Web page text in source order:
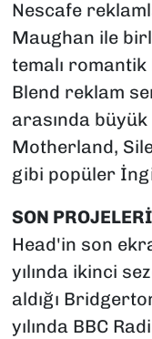
Nescafe
Maughan ile
temalı
Blend reklam
arasında
Motherland,
gibi popüler
SON
Head'in son
yılında ikinci
aldığı
yılında BBC